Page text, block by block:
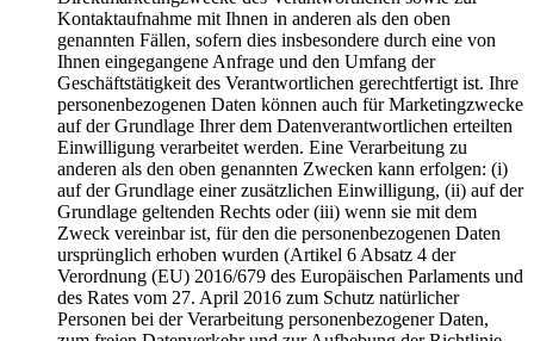
Kontaktaufnahme mit Ihnen in anderen als den oben
genannten Fällen, sofern dies insbesondere durch eine von
Ihnen eingegangene Anfrage und den Umfang der
Geschäftstätigkeit des Verantwortlichen gerechtfertigt ist. Ihre
personenbezogenen Daten können auch für Marketingzwecke
auf der Grundlage Ihrer dem Datenverantwortlichen erteilten
Einwilligung verarbeitet werden. Eine Verarbeitung zu
anderen als den oben genannten Zwecken kann erfolgen: (i)
auf der Grundlage einer zusätzlichen Einwilligung, (ii) auf der
Grundlage geltenden Rechts oder (iii) wenn sie mit dem
Zweck vereinbar ist, für den die personenbezogenen Daten
ursprünglich erhoben wurden (Artikel 6 Absatz 4 der
Verordnung (EU) 2016/679 des Europäischen Parlaments und
des Rates vom 27. April 2016 zum Schutz natürlicher
Personen bei der Verarbeitung personenbezogener Daten,